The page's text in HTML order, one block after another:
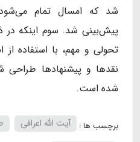
شد که امسال تمام
پیش‌بینی شد. سوم اینکه
تحولی و مهم، با استفاده از
نقدها و پیشنهادها
شده است.
برچسب ها : آیت الله اعرافی